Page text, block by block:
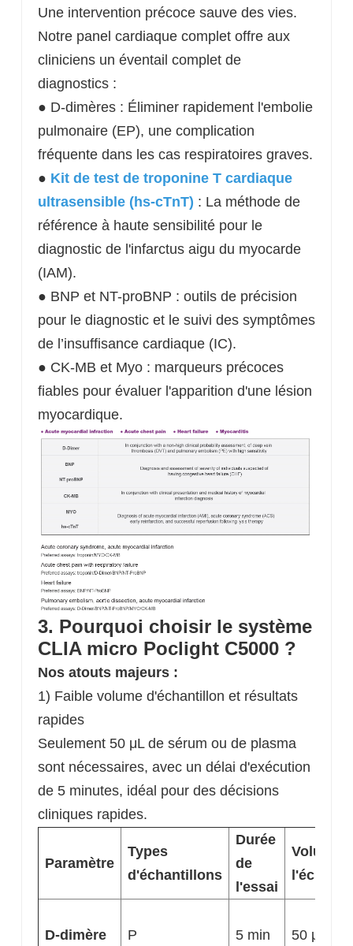
Une intervention précoce sauve des vies.
Notre panel cardiaque complet offre aux
cliniciens un éventail complet de
diagnostics :
● D-dimères : Éliminer rapidement l'embolie
pulmonaire (EP), une complication
fréquente dans les cas respiratoires graves.
● Kit de test de troponine T cardiaque
ultrasensible (hs-cTnT) : La méthode de
référence à haute sensibilité pour le
diagnostic de l'infarctus aigu du myocarde
(IAM).
● BNP et NT-proBNP : outils de précision
pour le diagnostic et le suivi des symptômes
de l’insuffisance cardiaque (IC).
● CK-MB et Myo : marqueurs précoces
fiables pour évaluer l'apparition d'une lésion
myocardique.
3. Pourquoi choisir le système
CLIA micro Poclight C5000 ?
Nos atouts majeurs :
1) Faible volume d'échantillon et résultats
rapides
Seulement 50 μL de sérum ou de plasma
sont nécessaires, avec un délai d'exécution
de 5 minutes, idéal pour des décisions
cliniques rapides.
Paramètre
Types
d'échantillons
Durée
de
l'essai
Volume
D-dimère P 5 min 50 μL